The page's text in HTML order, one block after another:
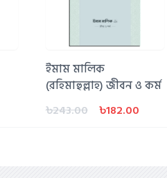
ইমাম মালিক
(রহিমাহুল্লাহ) জীবন ও কর্ম
৳243.00
৳182.00